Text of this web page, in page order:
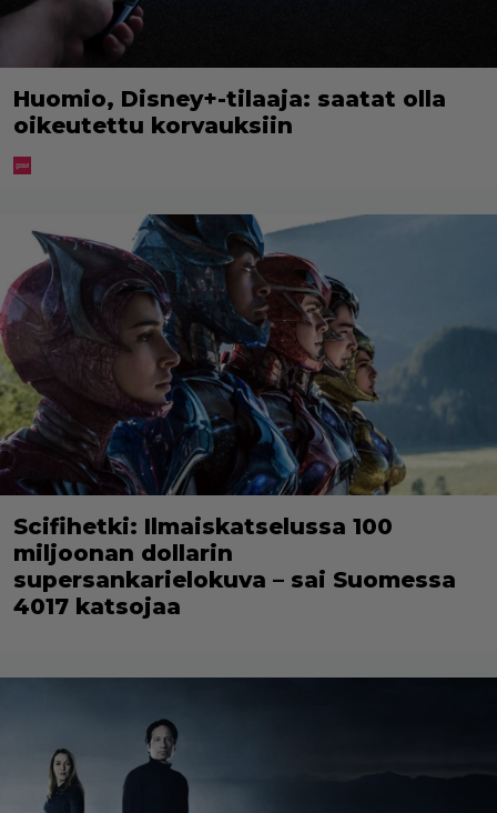
Huomio, Disney+-tilaaja: saatat olla
oikeutettu korvauksiin
Scifihetki: Ilmaiskatselussa 100
miljoonan dollarin
supersankarielokuva – sai Suomessa
4017 katsojaa